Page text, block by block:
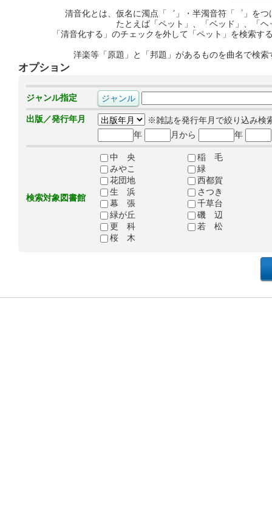
清音化とは、仮名に濁点「゛」・半濁音符「゜」を
たとえば「ペット」、「ベッド」、「
「清音化する」のチェックを外して「ペット」を検索
洋楽等「原題」と「邦題」があるものを曲名で検
オプション
ジャンル指定
出版／発行年月
※雑誌を発行年月で絞り込み検
年
月から 年
検索対象図書館
中 央
稲 毛
みやこ
緑
花団地
西都賀
生 浜
さつき
幕 張
千草台
緑が丘
磯 辺
更 科
若 松
桜 木